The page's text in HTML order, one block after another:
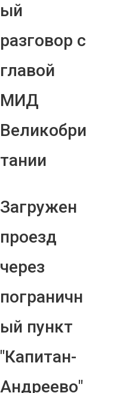
ый
разговор с
главой
МИД
Великобри
тании
Загружен
проезд
через
пограничн
ый пункт
"Капитан-
Андреево"